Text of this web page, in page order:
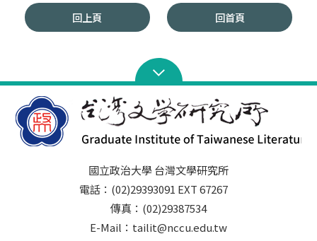
回上頁 回首頁
國立政治大學 台灣文學研究所
電話：(02)29393091 EXT 67267
傳真：(02)29387534
E-Mail：tailit@nccu.edu.tw